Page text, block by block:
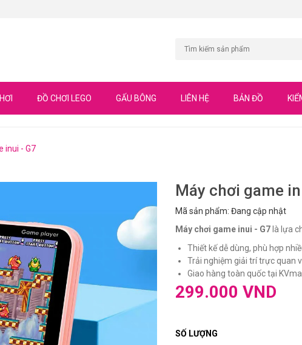
ĐỒ CHƠI LEGO GẤU BÔNG LIÊN HỆ BẢN ĐỒ
inui - G7
Máy chơi game
Mã sản phẩm: Đang cập nhật
Máy chơi game inui - G7 là lựa
Thiết kế dễ dùng, phù hợp
Trải nghiệm giải trí trực quan
Giao hàng toàn quốc tại
299.000 VND
SỐ LƯỢNG